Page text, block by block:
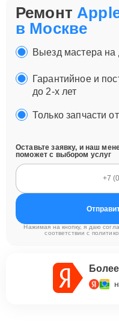
Ремонт
в Москве
Выезд мастера на
Гарантийное и
до 2-х лет
Только запчасти
Оставьте заявку, и наш
поможет с выбором услуг
Нажимая на кнопку, я даю
соответствии с